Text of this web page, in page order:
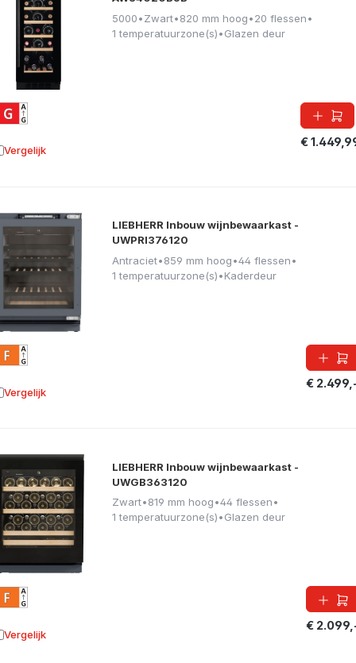
5000•Zwart•820 mm hoog•20 flessen•
1 temperatuurzone(s)•Glazen deur
€
Vergelijk aan vergelijking
LIEBHERR Inbouw wijnbewaarkast -
UWPRI376120
Antraciet•859 mm hoog•44 flessen•
1 temperatuurzone(s)•Kaderdeur
€
Vergelijk aan vergelijking
LIEBHERR Inbouw wijnbewaarkast -
UWGB363120
Zwart•819 mm hoog•44 flessen•
1 temperatuurzone(s)•Glazen deur
€
Vergelijk aan vergelijking